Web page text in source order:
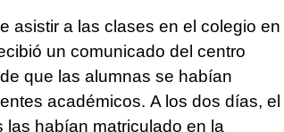
asistir a las clases en el colegio en
un comunicado del centro
que las alumnas se habían
académicos. A los dos días, el
las habían matriculado en la